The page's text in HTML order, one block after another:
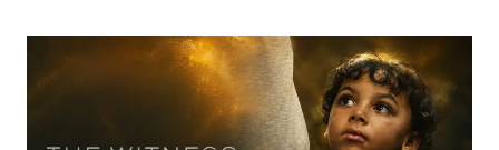
News Spettacolo